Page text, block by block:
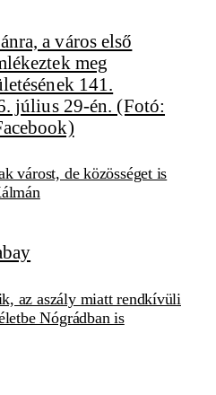
várost, de közösséget is
az aszály miatt rendkívüli
Nógrádban is